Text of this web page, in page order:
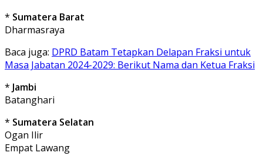
* Sumatera Barat
Dharmasraya
Baca juga: DPRD Batam Tetapkan Delapan Fraksi untuk
Masa Jabatan 2024-2029: Berikut Nama dan Ketua Fraksi
* Jambi
Batanghari
* Sumatera Selatan
Ogan Ilir
Empat Lawang